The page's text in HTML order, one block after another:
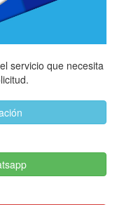
servicio que necesita